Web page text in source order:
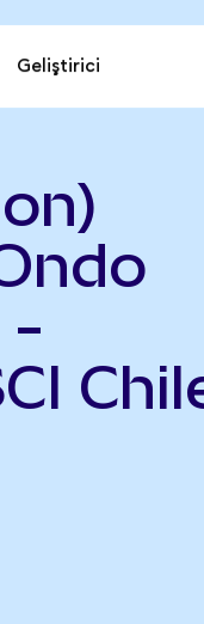
Geliştirici
-